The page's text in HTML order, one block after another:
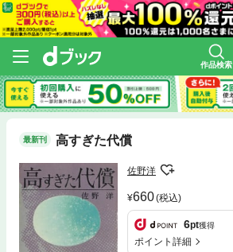
作品検索
最新刊 高すぎた代償
佐野洋
660(税込)
6pt獲得
ポイント詳細